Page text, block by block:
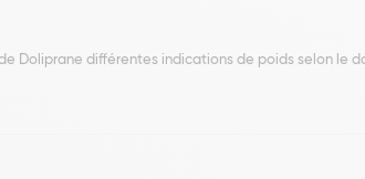
Doliprane différentes indications de poids selon le